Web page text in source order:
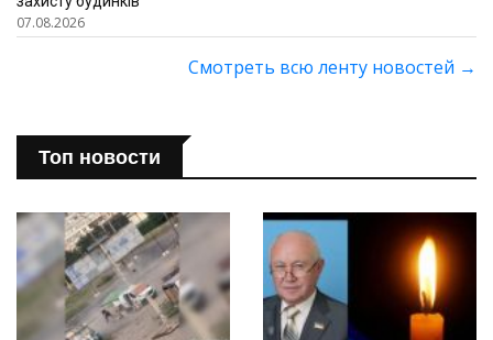
07.08.2026
Смотреть всю ленту новостей →
Топ новости